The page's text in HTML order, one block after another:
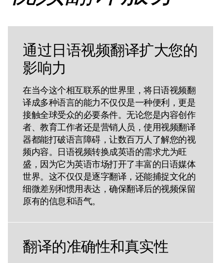
通过日语视频翻译扩大您的
影响力
在当今这个相互联系的世界里，将日语视频翻
译成多种语言的能力不仅仅是一种便利，更是
接触全球受众的必要条件。无论您是内容创作
者、教育工作者还是营销人员，使用视频翻译
器都能打破语言障碍，让数百万人了解您的视
频内容。日语视频转换成英语的需求尤为旺
盛，因为它为英语市场打开了丰富的日语媒体
世界。这不仅仅是逐字翻译，还能捕捉文化的
细微差别和惯用表达，确保翻译后的视频保留
原有的信息和语气。
翻译的准确性和真实性